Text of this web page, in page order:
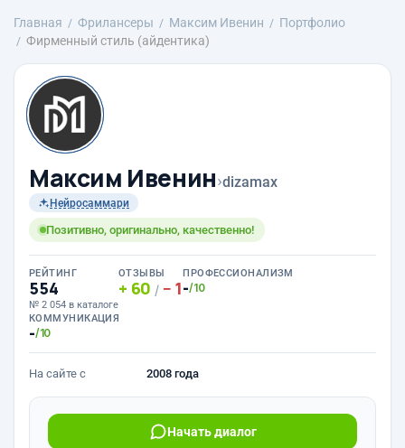
Главная Фрилансеры Максим Ивенин
Портфолио
Фирменный стиль (айдентика)
Максим Ивенин›dizamax
Нейросаммари
Позитивно, оригинально, качественно!
РЕЙТИНГ
554
№ 2 054 в каталоге
ОТЗЫВЫ
60 / 1
ПРОФЕССИОНАЛИЗМ
-/10
КОММУНИКАЦИЯ
-/10
На сайте с 2008 года
Начать диалог